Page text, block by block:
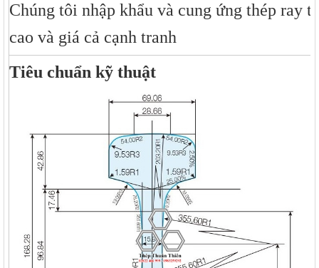
Chúng tôi nhập khẩu và cung ứng thép ray
cao và giá cả cạnh tranh
Tiêu chuẩn kỹ thuật